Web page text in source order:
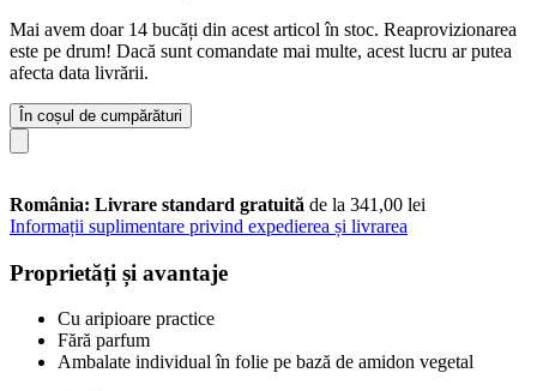
Mai avem doar 14 bucăți din acest articol în stoc. Reaprovizionarea
este pe drum! Dacă sunt comandate mai multe, acest lucru ar putea
afecta data livrării.
În coșul de cumpărături
România: Livrare standard gratuită de la 341,00 lei
Informații suplimentare privind expedierea și livrarea
Proprietăți și avantaje
Cu aripioare practice
Fără parfum
Ambalate individual în folie pe bază de amidon vegetal